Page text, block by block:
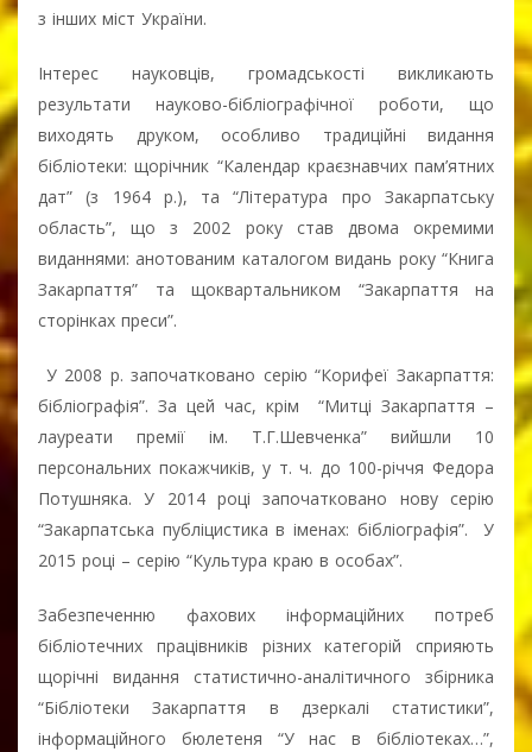
з інших міст України.
Інтерес науковців, громадськості викликають
результати науково-бібліографічної роботи, що
виходять друком, особливо традиційні видання
бібліотеки: щорічник “Календар краєзнавчих пам’ятних
дат” (з 1964 р.), та “Література про Закарпатську
область”, що з 2002 року став двома окремими
виданнями: анотованим каталогом видань року “Книга
Закарпаття” та щоквартальником “Закарпаття на
сторінках преси”.
У 2008 р. започатковано серію “Корифеї Закарпаття:
бібліографія”. За цей час, крім “Митці Закарпаття –
лауреати премії ім. Т.Г.Шевченка” вийшли 10
персональних покажчиків, у т. ч. до 100-річчя Федора
Потушняка. У 2014 році започатковано нову серію
“Закарпатська публіцистика в іменах: бібліографія”. У
2015 році – серію “Культура краю в особах”.
Забезпеченню фахових інформаційних потреб
бібліотечних працівників різних категорій сприяють
щорічні видання статистично-аналітичного збірника
“Бібліотеки Закарпаття в дзеркалі статистики”,
інформаційного бюлетеня “У нас в бібліотеках…”,